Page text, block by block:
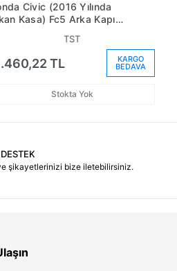
Civic (2016 Yılında
Kasa) Fc5 Arka Kapı
TST
TL KARGO
BEDAVA
Stokta Yok
şikayetlerinizi bize iletebilirsiniz.